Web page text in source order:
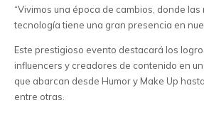
“Vivimos una época de cambios, donde
tecnología tiene una gran presencia en
Este prestigioso evento destacará los
influencers y creadores de contenido en
que abarcan desde Humor y Make Up
entre otras.